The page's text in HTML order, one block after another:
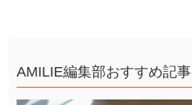
AMILIE編集部おすすめ記事